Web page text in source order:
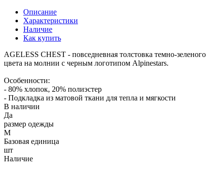
Описание
Характеристики
Наличие
Как купить
AGELESS CHEST - повседневная толстовка темно-зеленого
цвета на молнии с черным логотипом Alpinestars.
Особенности:
- 80% хлопок, 20% полиэстер
- Подкладка из матовой ткани для тепла и мягкости
В наличии
Да
размер одежды
M
Базовая единица
шт
Наличие